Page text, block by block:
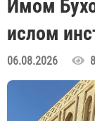
Имом
ислом
06.08.2026